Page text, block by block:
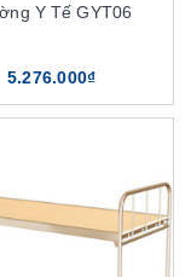
Y Tế GYT06
5.276.000₫